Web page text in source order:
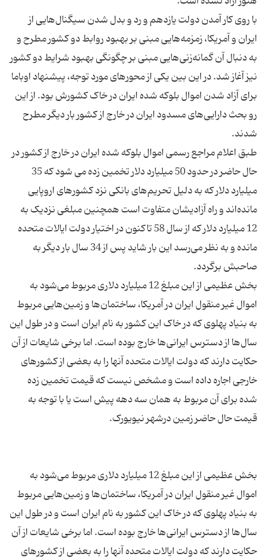
با روی کار آمدن دولت یازدهم و رد و بدل شدن سیگنال‌هایی از
ایران و آمریکا، زمزمه‌هایی مبنی بر بهبود روابط دو کشور مطرح و
به دنبال آن گمانه‌زنی‌هایی مبنی بر چگونگی بهبود شرایط دو کشور
نیز آغاز شد. در این بین یکی از محورهای مورد توجه، پیشنهاد اوباما
برای آزاد شدن اموال بلوکه شده ایران در خاک کشورش بود. از این
رو بحث دارایی‌های مسدود ایران در خارج از کشور بار دیگر مطرح
طبق اعلام مراجع رسمی اموال بلوکه شده ایران در خارج از کشور در
حال حاضر در حدود 50 میلیارد دلار تخمین زده می شود که 35
میلیارد دلار که به دلیل تحریم‌های بانکی نزد کشورهای اروپایی
مانده‌اند و راه آزادیشان متفاوت است همچنین مبلغی نزدیک به
12 میلیارد دلار که از سال 58 تاکنون در اختیار دولت ایالات متحده
مانده و به نظر می‌رسد این بار شاید پس از 34 سال بار دیگر به
بخش عظیمی از این مبلغ 12 میلیارد دلاری مربوط می‌شود به
اموال غیر منقول ایران در آمریکا، ساختمان‌ها و زمین‌هایی مربوط
به بنیاد پهلوی که در خاک این کشور به نام ایران است و در طول این
سال‌ها از دسترس ایرانی‌ها خارج بوده است. اما برخی شایعات از آن
حکایت دارند که دولت ایالات متحده آنها را به بعضی از کشورهای
خارجی اجاره داده است و مشخص نیست که قیمت تخمین زده
شده برای آن مربوط به همان سه دهه پیش است یا با توجه به
بخش عظیمی از این مبلغ 12 میلیارد دلاری مربوط می‌شود به
اموال غیر منقول ایران در آمریکا، ساختمان‌ها و زمین‌هایی مربوط
به بنیاد پهلوی که در خاک این کشور به نام ایران است و در طول این
سال‌ها از دسترس ایرانی‌ها خارج بوده است. اما برخی شایعات از آن
حکایت دارند که دولت ایالات متحده آنها را به بعضی از کشورهای